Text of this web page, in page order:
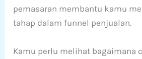
pemasaran membantu kamu
tahap dalam funnel penjualan.
Kamu perlu melihat bagaimana